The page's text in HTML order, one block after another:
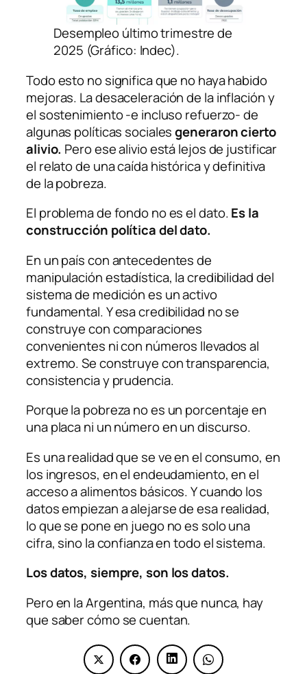
Desempleo último trimestre de
2025 (Gráfico: Indec).
Todo esto no significa que no haya habido
mejoras. La desaceleración de la inflación y
el sostenimiento -e incluso refuerzo- de
algunas políticas socialesgeneraron cierto
alivio. Pero ese alivio está lejos de justificar
el relato de una caída histórica y definitiva
de la pobreza.
El problema de fondo no es el dato.Es la
construcción política del dato.
En un país con antecedentes de
manipulación estadística, la credibilidad del
sistema de medición es un activo
fundamental. Y esa credibilidad no se
construye con comparaciones
convenientes ni con números llevados al
extremo. Se construye con transparencia,
consistencia y prudencia.
Porque la pobreza no es un porcentaje en
una placa ni un número en un discurso.
Es una realidad que se ve en el consumo, en
los ingresos, en el endeudamiento, en el
acceso a alimentos básicos. Y cuando los
datos empiezan a alejarse de esa realidad,
lo que se pone en juego no es solo una
cifra, sino la confianza en todo el sistema.
Los datos, siempre, son los datos.
Pero en la Argentina, más que nunca, hay
que saber cómo se cuentan.